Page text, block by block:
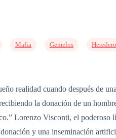
Mafia Gemelos
realidad cuando después de
la donación de un
Lorenzo Visconti, el poderoso
y una inseminación